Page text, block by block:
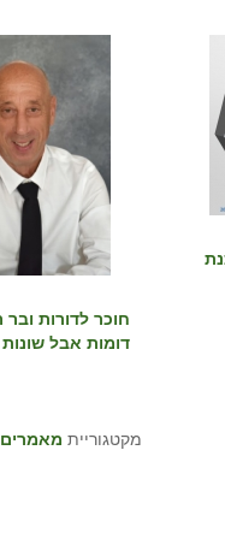
חוכר לדורות ובר
דומות אבל שונות
מקטגוריית מאמרים